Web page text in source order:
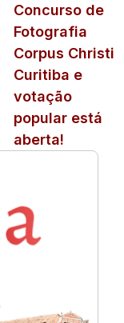
Concurso de
Fotografia
Corpus Christi
Curitiba e
votação
popular está
aberta!